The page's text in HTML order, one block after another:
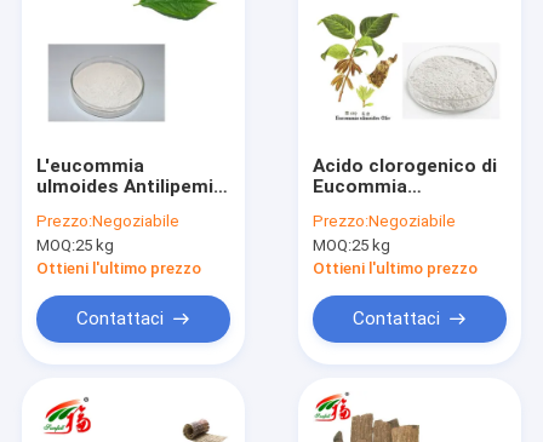
L'eucommia
ulmoides Antilipemic
Supplement naturale
acido clorogenico
Prezzo:Negoziabile
MOQ:25 kg
Ottieni l'ultimo prezzo
Contattaci
Acido clorogenico di
Eucommia
della corteccia per
l'ingrasso animale
Prezzo:Negoziabile
MOQ:25 kg
Ottieni l'ultimo prezzo
Contattaci